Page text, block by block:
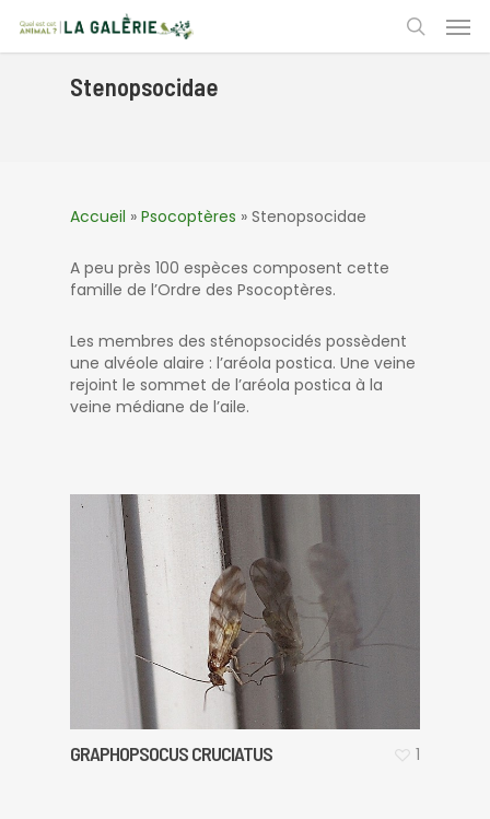
main
search
Stenopsocidae
Accueil » Psocoptères » Stenopsocidae
A peu près 100 espèces composent cette
famille de l’Ordre des Psocoptères.
Les membres des sténopsocidés possèdent
une alvéole alaire : l’aréola postica. Une veine
rejoint le sommet de l’aréola postica à la
veine médiane de l’aile.
GRAPHOPSOCUS CRUCIATUS 1